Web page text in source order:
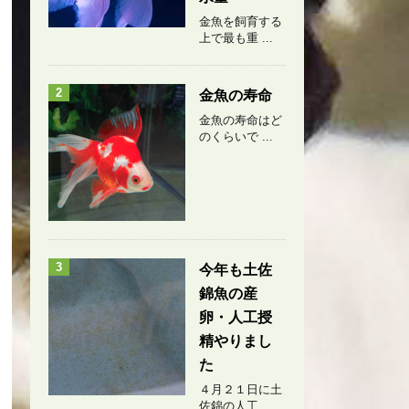
金魚を飼育する
上で最も重 ...
2 金魚の寿命
金魚の寿命はど
のくらいで ...
3
今年も土佐
錦魚の産
卵・人工授
精やりまし
た
４月２１日に土
佐錦の人工 ...